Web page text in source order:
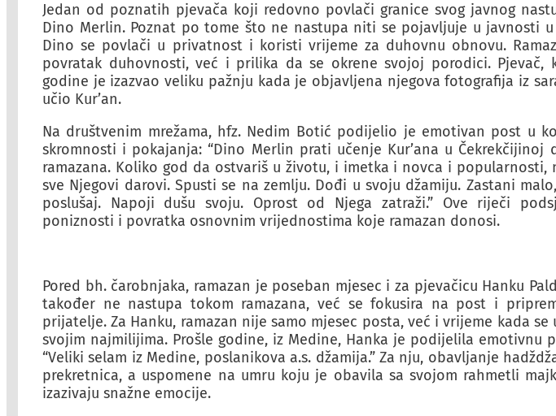
Jedan od poznatih pjevača koji redovno povlači granice svog javnog
Dino Merlin. Poznat po tome što ne nastupa niti se pojavljuje u javnosti u
Dino se povlači u privatnost i koristi vrijeme za duhovnu obnovu.
povratak duhovnosti, već i prilika da se okrene svojoj porodici. Pjevač,
godine je izazvao veliku pažnju kada je objavljena njegova fotografija iz
učio Kur’an.
Na društvenim mrežama, hfz. Nedim Botić podijelio je emotivan post u
skromnosti i pokajanja: “Dino Merlin prati učenje Kur’ana u Čekrekčijinoj
ramazana. Koliko god da ostvariš u životu, i imetka i novca i popularnosti,
sve Njegovi darovi. Spusti se na zemlju. Dođi u svoju džamiju. Zastani
poslušaj. Napoji dušu svoju. Oprost od Njega zatraži.” Ove riječi
poniznosti i povratka osnovnim vrijednostima koje ramazan donosi.
Pored bh. čarobnjaka, ramazan je poseban mjesec i za pjevačicu Hanku
također ne nastupa tokom ramazana, već se fokusira na post i
prijatelje. Za Hanku, ramazan nije samo mjesec posta, već i vrijeme kada
svojim najmilijima. Prošle godine, iz Medine, Hanka je podijelila emotivnu
“Veliki selam iz Medine, poslanikova a.s. džamija.” Za nju, obavljanje
prekretnica, a uspomene na umru koju je obavila sa svojom rahmetli
izazivaju snažne emocije.